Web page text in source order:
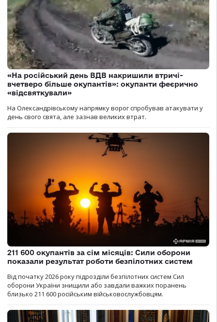
«На російський день ВДВ накришили втричі-
вчетверо більше окупантів»: окупанти феєрично
«відсвяткували»
На Олександрівському напрямку ворог спробував атакувати у
день свого свята, але зазнав великих втрат.
211 600 окупантів за сім місяців: Сили оборони
показали результат роботи безпілотних систем
Від початку 2026 року підрозділи безпілотних систем Сил
оборони України знищили або завдали важких поранень
близько 211 600 російським військовослужбовцям.